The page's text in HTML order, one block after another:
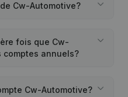
Cw-Automotive?
fois que Cw-
comptes annuels?
Cw-Automotive?